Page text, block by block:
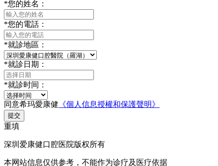
*您的姓名：
*您的電話：
*就診地區：
*就診日期：
*就診时间：
同意希玛愛康健 《個人信息授權和保護聲明》
提交
重填
深圳爱康健口腔医院版权所有
本网站信息仅供参考，不能作为诊疗及医疗依据